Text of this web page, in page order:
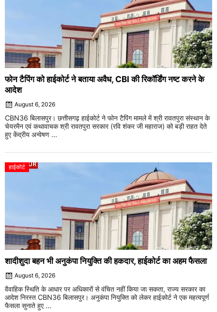
फोन टैपिंग को हाईकोर्ट ने बताया अवैध, CBI की रिकॉर्डिंग नष्ट करने के
आदेश
August 6, 2026
CBN36 बिलासपुर। छत्तीसगढ़ हाईकोर्ट ने फोन टैपिंग मामले में श्री रावतपुरा संस्थान के
चेयरमैन एवं कथावाचक श्री रावतपुरा सरकार (रवि शंकर जी महाराज) को बड़ी राहत देते
हुए केंद्रीय अन्वेषण ...
हाईकोर्ट
शादीशुदा बहन भी अनुकंपा नियुक्ति की हकदार, हाईकोर्ट का अहम फैसला
August 6, 2026
वैवाहिक स्थिति के आधार पर अधिकारों से वंचित नहीं किया जा सकता, राज्य सरकार का
आदेश निरस्त CBN36 बिलासपुर। अनुकंपा नियुक्ति को लेकर हाईकोर्ट ने एक महत्वपूर्ण
फैसला सुनाते हुए ...